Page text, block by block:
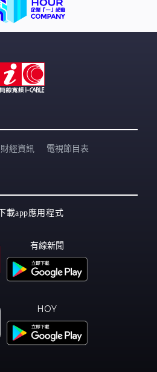
財經資訊 電視節目表
載app應用程式
有線新聞
HOY